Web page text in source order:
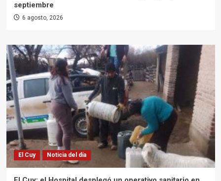
septiembre
6 agosto, 2026
El Cuy Noticia del día